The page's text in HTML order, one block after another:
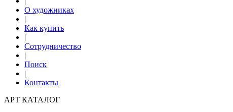
О художниках
|
Как купить
|
Сотрудничество
|
Поиск
|
Контакты
АРТ КАТАЛОГ